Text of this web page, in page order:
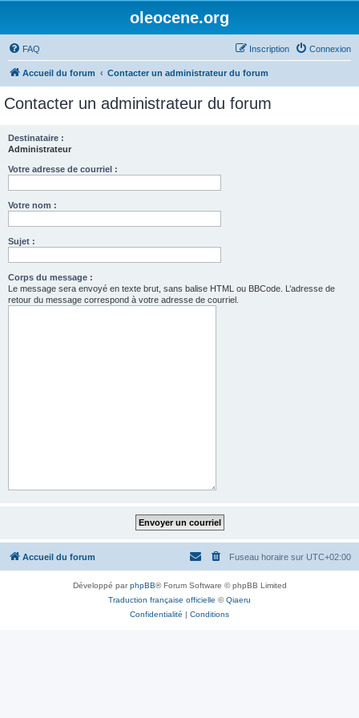
oleocene.org
FAQ Connexion
Inscription
Accueil du forum Contacter un administrateur du forum
Contacter un administrateur du forum
Destinataire :
Administrateur
Votre adresse de courriel :
Votre nom :
Sujet :
Corps du message :
Le message sera envoyé en texte brut, sans balise HTML ou BBCode. L’adresse de
retour du message correspond à votre adresse de courriel.
Accueil du forum Fuseau horaire sur UTC+02:00
Développé parphpBB® Forum Software © phpBB Limited
Traduction française officielle ©Qiaeru
Confidentialité | Conditions